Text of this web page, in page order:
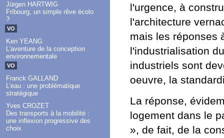
Jürgen HARTWIG
Fribourg, un simple rêve écolo
?
VO
Ken YEANG
L'aventure de la conception
environnementale
VO
Franck GALLAND
L'eau : une problématique
stratégique
Yves CROZET
Des transports à la mobilité :
une inflexion progressive des
choix
l'urgence, à
l'architecture
mais les réponses
l'industrialisation
industriels sont
oeuvre, la
La réponse,
logement dans le
», de fait, de la